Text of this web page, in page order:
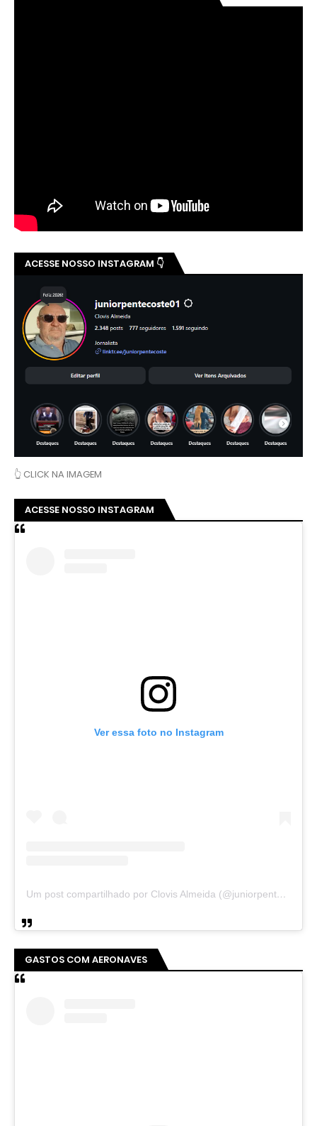
ACESSE NOSSO INSTAGRAM 👇
👆 CLICK NA IMAGEM
ACESSE NOSSO INSTAGRAM
Ver essa foto no Instagram
Um post compartilhado por Clovis Almeida (@juniorpentecoste01)
GASTOS COM AERONAVES